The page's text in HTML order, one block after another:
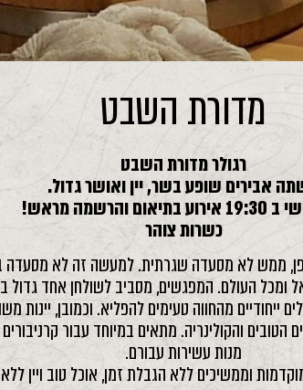
מדורת השבט
רגולר מדורת השבט
אבירים שופע בשר, יין ואושר גדול.
והרשמה מראש!
כשרות צוהר
ממש לא מסעדה שגרתית. למעשה זה לא מסעדה
העולם. המפגשים, מסביב לשולחן אחד גדול
מהחווה טעימים להפליא. וכמובן,
והקולינריה. מתאים במיוחד עבור
מנות עשירות עבורם.
וממשיכים ללא הגבלת זמן, אוכל טוב ויין ללא